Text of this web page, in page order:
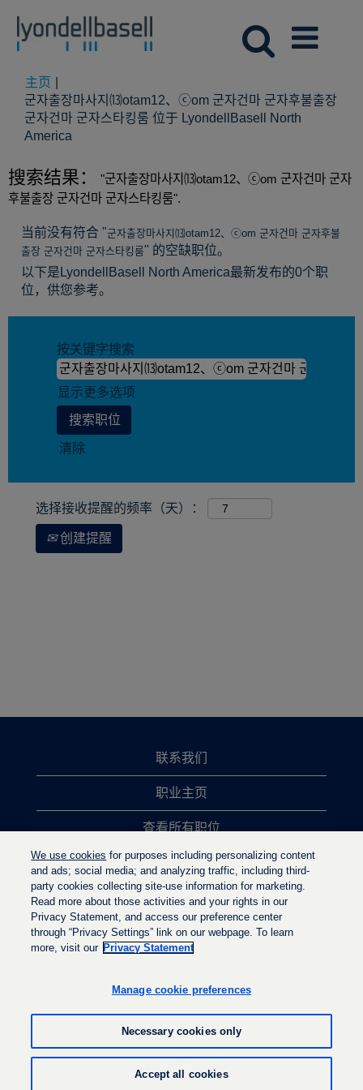
主页
군자출장마사지⒀otam12、ⓒom 군자건마 군자후불출장
군자건마 군자스타킹룸 位于 LyondellBasell North
America
页
面）
搜索结果：
"군자출장마사지⒀otam12、ⓒom 군자건마 군자
후불출장 군자건마 군자스타킹룸".
当前没有符合 "군자출장마사지⒀otam12、ⓒom 군자건마 군자후불
출장 군자건마 군자스타킹룸" 的空缺职位。
以下是LyondellBasell North America最新发布的0个职
位，供您参考。
按关键字搜索
显示更多选项
清除
选择接收提醒的频率（天）：
创建提醒
联系我们
职业主页
查看所有职位
热门职位搜索
隐私政策
选
卡
中
打
开
选
中
打
开
卡
开
© LyondellBasell Industries Holdings B.V. 2022
We use cookies for purposes including personalizing content
and ads; social media; and analyzing traffic, including third-
party cookies collecting site-use information for marketing.
Read more about those activities and your rights in our
Privacy Statement, and access our preference center
through “Privacy Settings” link on our webpage. To learn
more, visit our Privacy Statement
Manage cookie preferences
Necessary cookies only
Accept all cookies